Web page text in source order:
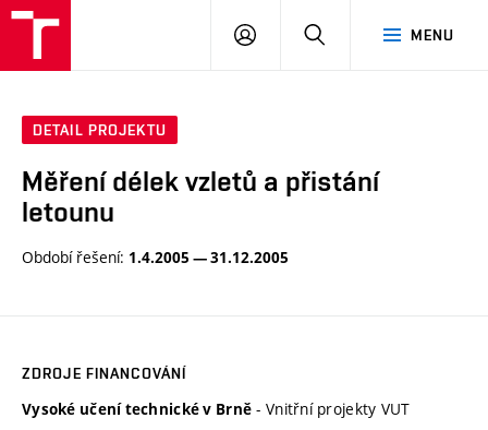
MENU
PŘIHLÁSIT
DETAIL PROJEKTU
Měření délek vzletů a přistání
letounu
Období řešení: 1.4.2005 — 31.12.2005
ZDROJE FINANCOVÁNÍ
Vysoké učení technické v Brně - Vnitřní projekty VUT